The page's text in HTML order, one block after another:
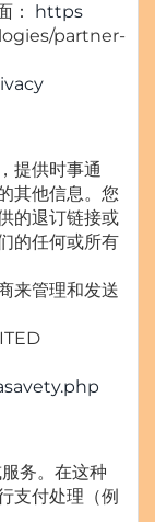
： https
partner-
提供时事通
其他信息。您
的退订链接或
的任何或所有
来管理和发送
务。在这种
支付处理（例